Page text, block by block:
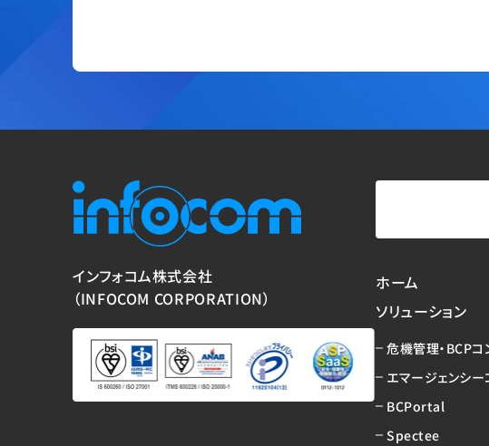
インフォコム株式会社
（INFOCOM CORPORATION）
ホーム
ソリューション
危機管理・BCPコ
エマージェンシ
BCPortal
Spectee